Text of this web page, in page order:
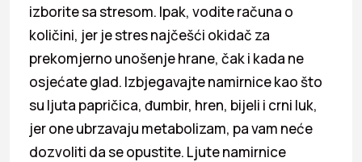
izborite sa stresom. Ipak, vodite računa o
količini, jer je stres najčešći okidač za
prekomjerno unošenje hrane, čak i kada ne
osjećate glad. Izbjegavajte namirnice kao što
su ljuta papričica, đumbir, hren, bijeli i crni luk,
jer one ubrzavaju metabolizam, pa vam neće
dozvoliti da se opustite. Ljute namirnice